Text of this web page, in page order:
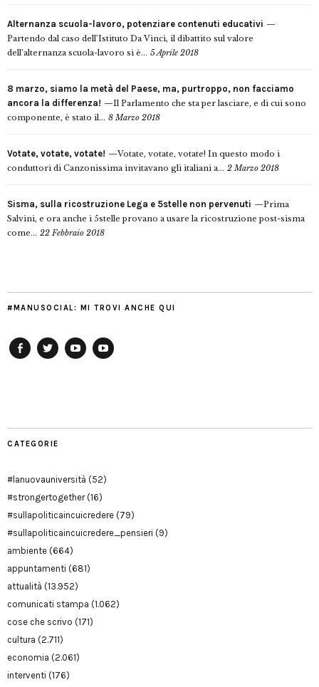
Alternanza scuola-lavoro, potenziare contenuti educativi
Partendo dal caso dell’Istituto Da Vinci, il dibattito sul valore
dell’alternanza scuola-lavoro si è... 5 Aprile 2018
8 marzo, siamo la metà del Paese, ma, purtroppo, non facciamo
ancora la differenza!
Il Parlamento che sta per lasciare, e di cui sono
componente, è stato il... 8 Marzo 2018
Votate, votate, votate!
Votate, votate, votate! In questo modo i
conduttori di Canzonissima invitavano gli italiani a... 2 Marzo 2018
Sisma, sulla ricostruzione Lega e 5stelle non pervenuti
Prima
Salvini, e ora anche i 5stelle provano a usare la ricostruzione post-sisma
come... 22 Febbraio 2018
#MANUSOCIAL: MI TROVI ANCHE QUI
CATEGORIE
#lanuovauniversità (52)
#strongertogether(16)
#sullapoliticaincuicredere (79)
#sullapoliticaincuicredere_pensieri (9)
ambiente (664)
appuntamenti (681)
attualità (13.952)
comunicati stampa (1.062)
cose che scrivo (171)
cultura (2.711)
economia (2.061)
interventi (176)